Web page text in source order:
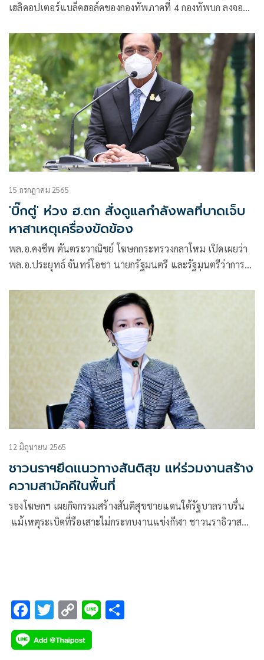
เฮลิคอปเตอร์แบล็คฮอล์คของกองทัพภาคที่ 4 กองทัพบก ลงจอด
ตำบลวังใหญ่ อำเภอเทพา
15 กรกฎาคม 2565
'บิ๊กตู่' ห่วง ฮ.ตก สั่งดูแลกำลังพลที่บาดเจ็บ
หาสาเหตุเครื่องขัดข้อง
พล.อ.คงชีพ ตันตระวาณิชย์ โฆษกกระทรวงกลาโหม เปิดเผยว่า
พล.อ.ประยุทธ์ จันทร์โอชา นายกรัฐมนตรี และรัฐมนตรีว่าการ
ผอ.รมน.ภาค 4
12 มิถุนายน 2565
ชาวนราฯยึดแนวทางสันติสุข แห่ร่วมงานสร้าง
ความสามัคคีในพื้นที่
รองโฆษกฯ เผยกิจกรรมสร้างสันติสุขชายแดนใต้รัฐบาลราบรื่น
แม้เหตุระเบิดที่รือเสาะไม่กระทบงานแข่งกีฬา ชาวนราธิวาสแห่
F
ac
e
T
wi
tt
C
o
p
Li